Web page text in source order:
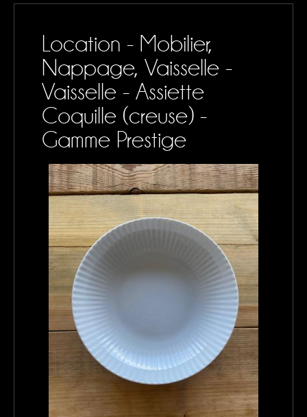
BELFORT RÉCEPTION - VOTRE PARTENAIRE
SONORISATION, VAISSELLE ET NAPPAGE
NOS RÉALISATIONS
CONTACTS
MON PANIER
Location - Mobilier,
Nappage, Vaisselle -
Vaisselle - Assiette
Coquille (creuse) -
Gamme Prestige